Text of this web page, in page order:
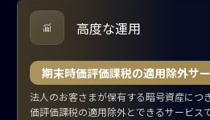
高度な運用
期末時価評価課税の適用除外サ
法人のお客さまが保有する暗号資産につ
価評価課税の適用除外とできるサービスで